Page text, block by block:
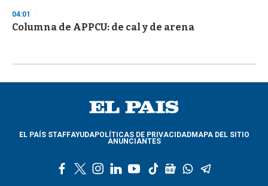
04:01
Columna de APPCU: de cal y de arena
EL PAÍS STAFFAYUDAPOLÍTICAS DE PRIVACIDADMAPA DEL SITIO
ANUNCIANTES
l
y
t
g
w